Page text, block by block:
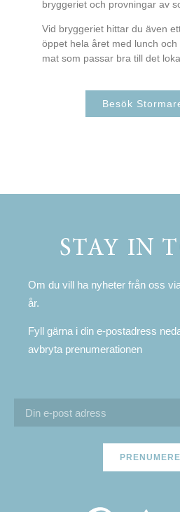
bryggeriet och provningar av
Vid bryggeriet hittar du även
öppet hela året med lunch
mat som passar bra till det
Besök
STAY IN
Om du vill ha nyheter från oss
år.
Fyll gärna i din e-postadress
avbryta prenumerationen